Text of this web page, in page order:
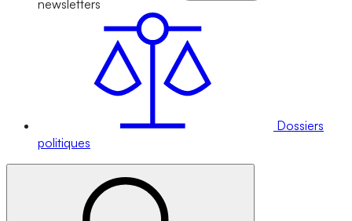
newsletters
Dossiers
politiques